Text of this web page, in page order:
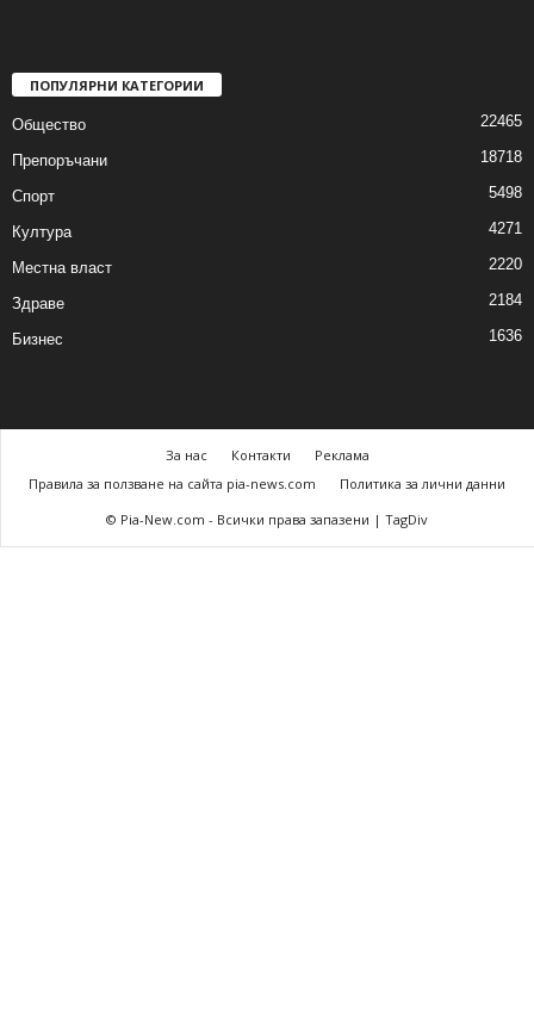
ПОПУЛЯРНИ КАТЕГОРИИ
Общество 22465
Препоръчани 18718
Спорт 5498
Култура 4271
Местна власт 2220
Здраве 2184
Бизнес 1636
За нас Контакти
Реклама
Правила за ползване на сайта pia-news.com
Политика за лични данни
© Pia-New.com - Всички права запазени | TagDiv